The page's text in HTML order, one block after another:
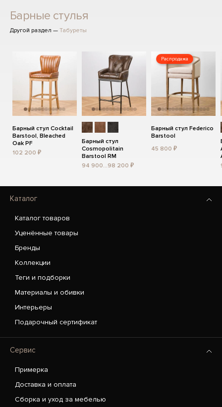
Барные стулья
Другой раздел — Табуреты
Барный стул Cocktail
Barstool, Bleached
Oak PF
102 200 ₽
Барный стул
Cosmopolitain
Barstool RM
94 900...98 200 ₽
Распродажа
Барный стул Federico
Barstool
45 800 ₽
Каталог
Каталог товаров
Уценённые товары
Бренды
Коллекции
Теги и подборки
Материалы и обивки
Интерьеры
Подарочный сертификат
Сервис
Примерка
Доставка и оплата
Сборка и уход за мебелью